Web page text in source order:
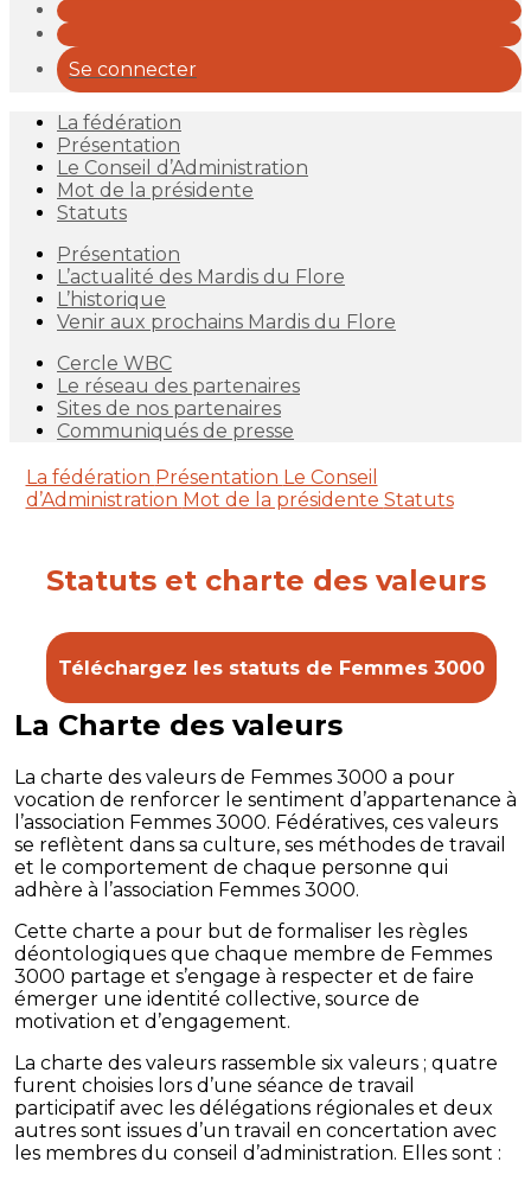
Se connecter
La fédération
Présentation
Le Conseil d’Administration
Mot de la présidente
Statuts
Présentation
L’actualité des Mardis du Flore
L’historique
Venir aux prochains Mardis du Flore
Cercle WBC
Le réseau des partenaires
Sites de nos partenaires
Communiqués de presse
La fédération Présentation Le Conseil
d’Administration Mot de la présidente Statuts
Statuts et charte des valeurs
Téléchargez les statuts de Femmes 3000
La Charte des valeurs
La charte des valeurs de Femmes 3000 a pour
vocation de renforcer le sentiment d’appartenance à
l’association Femmes 3000. Fédératives, ces valeurs
se reflètent dans sa culture, ses méthodes de travail
et le comportement de chaque personne qui
adhère à l’association Femmes 3000.
Cette charte a pour but de formaliser les règles
déontologiques que chaque membre de Femmes
3000 partage et s’engage à respecter et de faire
émerger une identité collective, source de
motivation et d’engagement.
La charte des valeurs rassemble six valeurs ; quatre
furent choisies lors d’une séance de travail
participatif avec les délégations régionales et deux
autres sont issues d’un travail en concertation avec
les membres du conseil d’administration. Elles sont :